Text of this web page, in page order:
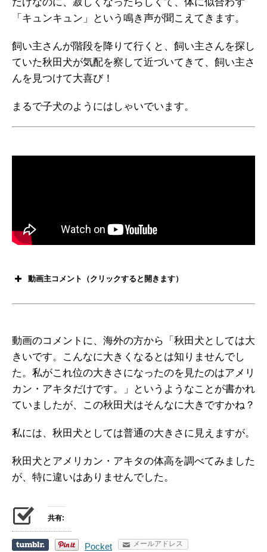
「キュンキュン」という鳴き声が聞こえてきます。
飼い主さんが階段を降りて行くと、飼い主さんを探し
ていた秋田犬が気配を察して近づいてきて、飼い主さ
んを見つけて大喜び！
まるで子犬のようにはしゃいでいます。
動画主コメント（クリックすると開きます）
動画のコメントに、海外の方から「秋田犬としては大
きいです。こんなに大きくなるとは知りませんでし
た。私がこれ位の大きさになったのを見たのはアメリ
カン・アキタだけです。」というようなことが書かれ
ていましたが、この秋田犬はそんなに大きですかね？
私には、秋田犬としては普通の大きさに見えますが。
秋田犬とアメリカン・アキタの体高を調べてみました
が、特に違いはありませんでした。
共有:
Pocket メールアドレス